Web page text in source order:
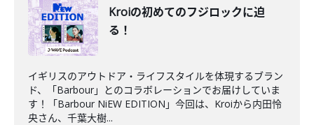
Kroiの初めてのフジロックに迫
る！
イギリスのアウトドア・ライフスタイルを体現するブラン
ド、「Barbour」とのコラボレーションでお届けしていま
す！「Barbour NiEW EDITION」今回は、Kroiから内田怜
央さん、千葉大樹...